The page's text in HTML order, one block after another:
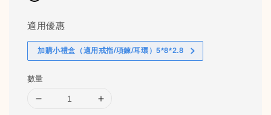
適用優惠
加購小禮盒（適用戒指/項鍊/耳環）5*8*2.8
數量